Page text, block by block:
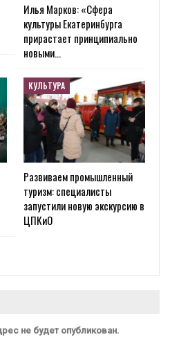
Илья Марков: «Сфера
культуры Екатеринбурга
прирастает принципиально
новыми…
КУЛЬТУРА
Развиваем промышленный
туризм: специалисты
запустили новую экскурсию в
ЦПКиО
не будет опубликован.